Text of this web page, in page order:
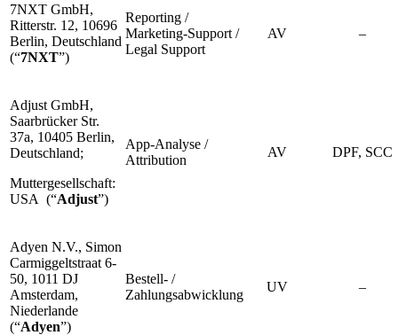
7NXT GmbH,
Ritterstr. 12, 10696
Berlin, Deutschland
(“7NXT”)
Reporting /
Marketing-Support /
Legal Support
AV –
Adjust GmbH,
Saarbrücker Str.
37a, 10405 Berlin,
Deutschland;
Muttergesellschaft:
USA (“Adjust”)
App-Analyse /
Attribution
AV DPF, SCC
Adyen N.V., Simon
Carmiggeltstraat 6-
50, 1011 DJ
Amsterdam,
Niederlande
(“Adyen”)
Bestell- /
Zahlungsabwicklung
UV –